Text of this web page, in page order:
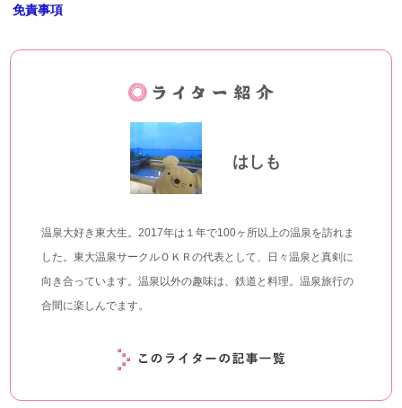
免責事項
はしも
温泉大好き東大生。2017年は１年で100ヶ所以上の温泉を訪れま
した。東大温泉サークルＯＫＲの代表として、日々温泉と真剣に
向き合っています。温泉以外の趣味は、鉄道と料理。温泉旅行の
合間に楽しんでます。